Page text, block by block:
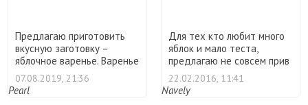
Предлагаю приготовить
вкусную заготовку –
яблочное варенье. Варенье
...
07.08.2019, 21:36
Pearl
Для тех кто любит много
яблок и мало теста,
предлагаю не совсем прив
...
22.02.2016, 11:41
Navely